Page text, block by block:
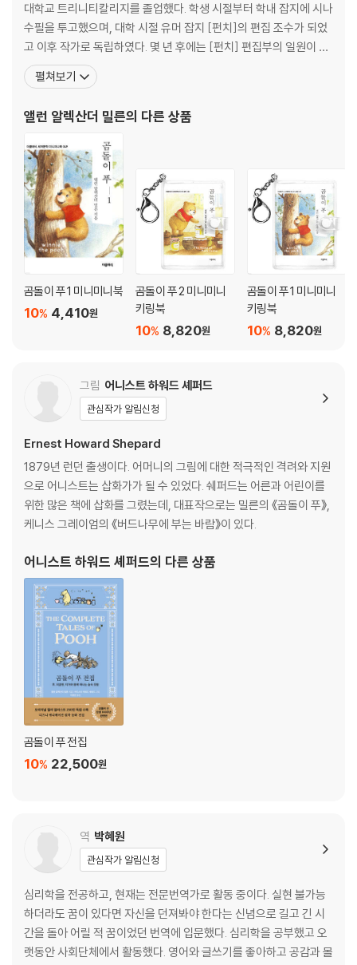
대학교 트리니티칼리지를 졸업했다. 학생 시절부터 학내 잡지에 시나
수필을 투고했으며, 대학 시절 유머 잡지 [펀치]의 편집 조수가 되었
고 이후 작가로 독립하였다. 몇 년 후에는 [펀치] 편집부의 일원이 되
어 해 학적인 시와 기발한 평론들을 쓰기도 했다. 1913년에 도로시 다
핀 드 셀린코트와 결혼한 후, 그의 아들인 크리스토퍼 로빈 밀른이 태
가로 널리 알려졌으며, 이 시기에 인생
펼쳐보기
앨런 알렉산더 밀른의 다른 상품
곰돌이 푸 1 미니미니북
4,410원
10%
곰돌이 푸 2 미니미니
키링북
8,820원
10%
곰돌이 푸 1 미니미니
키링북
8,820원
10%
그림 어니스트 하워드 셰퍼드
관심작가 알림신청
Ernest Howard Shepard
1879년 런던 출생이다. 어머니의 그림에 대한 적극적인 격려와 지원
으로 어니스트는 삽화가가 될 수 있었다. 쉐퍼드는 어른과 어린이를
위한 많은 책에 삽화를 그렸는데, 대표작으로는 밀른의 《곰돌이 푸》,
케니스 그레이엄의 《버드나무에 부는 바람》이 있다.
어니스트 하워드 셰퍼드의 다른 상품
곰돌이 푸 전집
22,500원
10%
역 박혜원
관심작가 알림신청
심리학을 전공하고, 현재는 전문번역가로 활동 중이다. 실현 불가능
하더라도 꿈이 있다면 자신을 던져봐야 한다는 신념으로 길고 긴 시
간을 돌아 어릴 적 꿈이었던 번역에 입문했다. 심리학을 공부했고 오
랫동안 사회단체에서 활동했다. 영어와 글쓰기를 좋아하고 공감과 몰